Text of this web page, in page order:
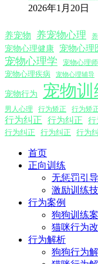
2026年1月20日
养宠物 养宠物心理
宠物心理健康 宠物心理
宠物心理学 宠物心理师
宠物心理疾病
宠物心理辅导
宠物行为 宠物训
男人心理 行为矫正 行为矫
行为纠正 行为纠正 行
行为纠正
行为纠正 行为
首页
正向训练
无惩罚引
激励训练
行为案例
狗狗训练
猫咪行为
行为解析
狗狗行为